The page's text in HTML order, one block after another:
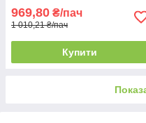
969,80 ₴/пач
1 010,21 ₴/пач
Купити